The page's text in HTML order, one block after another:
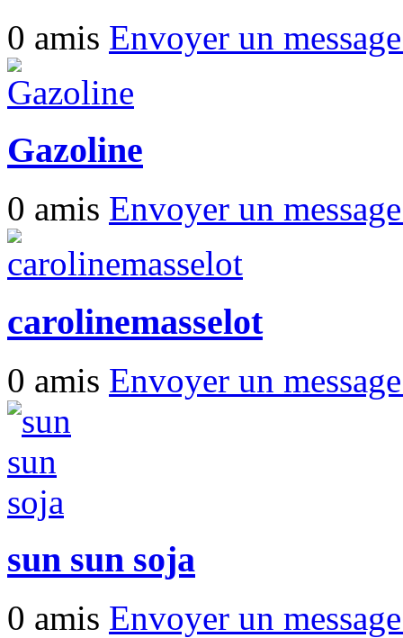
0 amis Envoyer un
Gazoline
0 amis Envoyer un
carolinemasselot
0 amis Envoyer un
sun sun soja
0 amis Envoyer un